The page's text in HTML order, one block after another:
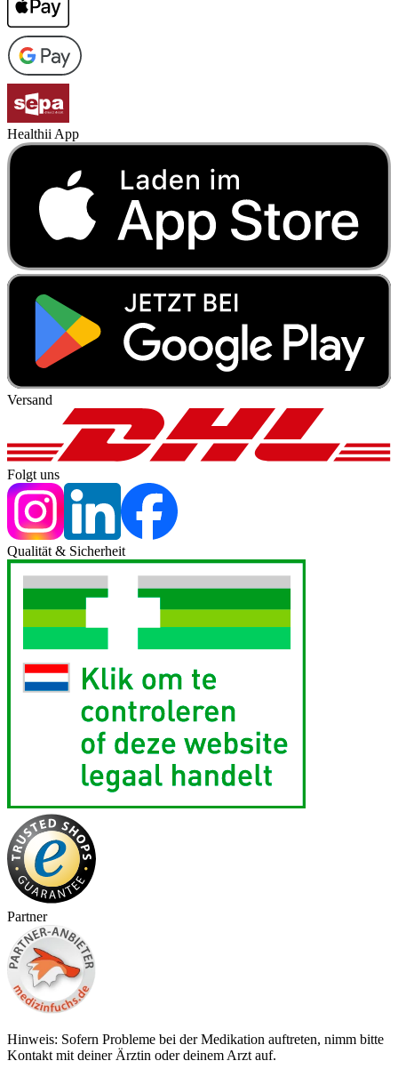
Healthii App
Versand
Folgt uns
Qualität & Sicherheit
Partner
Hinweis: Sofern Probleme bei der Medikation auftreten, nimm bitte
Kontakt mit deiner Ärztin oder deinem Arzt auf.